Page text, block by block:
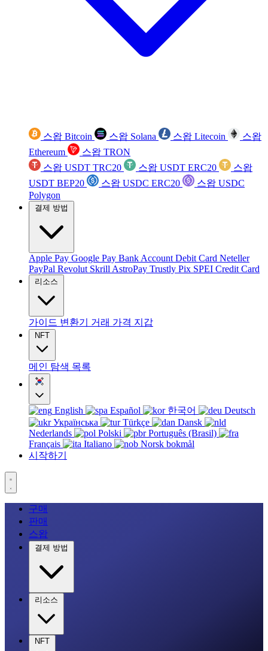
스왑 Bitcoin 스왑 Solana 스왑 Litecoin
스왑
Ethereum
스왑 TRON
스왑 USDT TRC20
스왑 USDT ERC20
스왑
USDT BEP20
스왑 USDC ERC20
스왑 USDC
Polygon
결제 방법
Apple Pay Google Pay Bank Account Debit Card Neteller
PayPal Revolut Skrill AstroPay Trustly Pix SPEI Credit Card
리소스
가이드 변환기 거래 가격 지갑
NFT
메인 탐색 목록
English Español 한국어
Deutsch
Українська
Türkçe
Dansk
Nederlands
Polski
Português (Brasil)
Français
Italiano
Norsk bokmål
시작하기
구매
판매
스왑
결제 방법
리소스
NFT